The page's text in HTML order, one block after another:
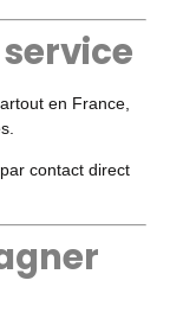
en France,
contact direct